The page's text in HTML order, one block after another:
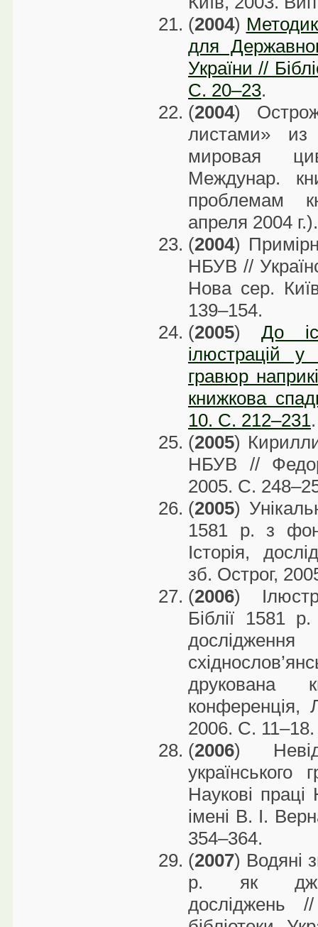
(2004)
для
України //
С. 20–23.
(2004)
листами»
мировая
Междунар.
проблемам
апреля 2004
(2004)
НБУВ //
Нова сер.
139–154.
(2005)До
ілюстрацій у
гравюр
книжкова
10. С. 212–231.
(2005)
НБУВ //
2005. С.
(2005)
1581 р. з
Історія,
зб. Острог,
(2006)
Біблії 1581
друкована
конференція,
2006. С. 11–18.
(2006)
українського
Наукові праці
імені В. І.
354–364.
(2007) Водяні
р. як
досліджень